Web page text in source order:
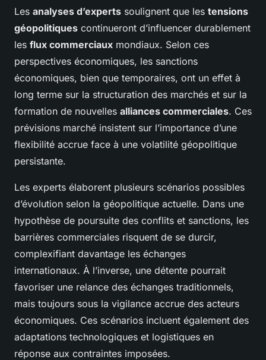
Les analyses d’experts soulignent que les tensions
géopolitiques continueront d’influencer durablement
les flux commerciaux mondiaux. Selon ces
perspectives économiques, les sanctions
économiques, bien que temporaires, ont un effet à
long terme sur la structuration des marchés et sur la
formation de nouvelles alliances commerciales. Ces
prévisions marché insistent sur l’importance d’une
flexibilité accrue face à une volatilité géopolitique
persistante.
Les experts élaborent plusieurs scénarios possibles
d’évolution selon la géopolitique actuelle. Dans une
hypothèse de poursuite des conflits et sanctions, les
barrières commerciales risquent de se durcir,
complexifiant davantage les échanges
internationaux. À l’inverse, une détente pourrait
favoriser une relance des échanges traditionnels,
mais toujours sous la vigilance accrue des acteurs
économiques. Ces scénarios incluent également des
adaptations technologiques et logistiques en
réponse aux contraintes imposées.